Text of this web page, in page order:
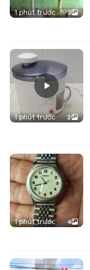
1 phút trước 3
1 phút trước 2
1 phút trước 4